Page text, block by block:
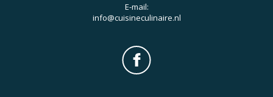
E-mail:
info@cuisineculinaire.nl